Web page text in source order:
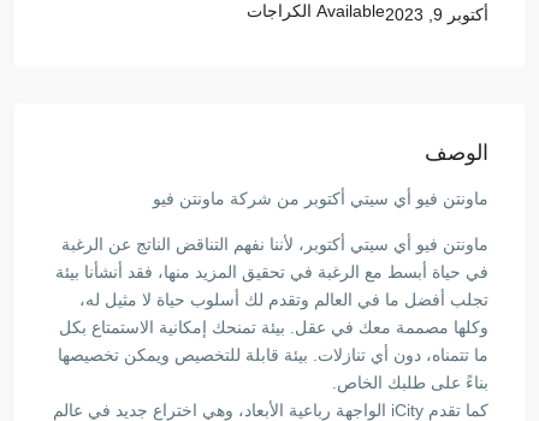
أكتوبر 9, 2023
Available الكراجات
الوصف
ماونتن فيو أي سيتي أكتوبر من شركة ماونتن فيو
ماونتن فيو أي سيتي أكتوبر، لأننا نفهم التناقض الناتج عن الرغبة
في حياة أبسط مع الرغبة في تحقيق المزيد منها، فقد أنشأنا بيئة
تجلب أفضل ما في العالم وتقدم لك أسلوب حياة لا مثيل له،
وكلها مصممة معك في عقل. بيئة تمنحك إمكانية الاستمتاع بكل
ما تتمناه، دون أي تنازلات. بيئة قابلة للتخصيص ويمكن تخصيصها
بناءً على طلبك الخاص.
كما تقدم iCity الواجهة رباعية الأبعاد، وهي اختراع جديد في عالم